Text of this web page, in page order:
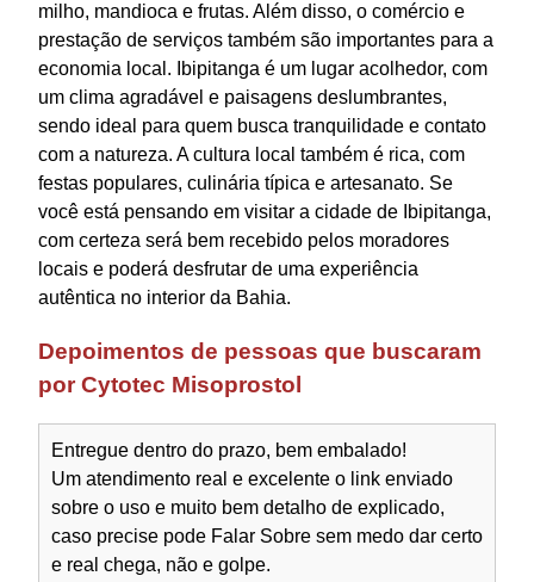
milho, mandioca e frutas. Além disso, o comércio e
prestação de serviços também são importantes para a
economia local. Ibipitanga é um lugar acolhedor, com
um clima agradável e paisagens deslumbrantes,
sendo ideal para quem busca tranquilidade e contato
com a natureza. A cultura local também é rica, com
festas populares, culinária típica e artesanato. Se
você está pensando em visitar a cidade de Ibipitanga,
com certeza será bem recebido pelos moradores
locais e poderá desfrutar de uma experiência
autêntica no interior da Bahia.
Depoimentos de pessoas que buscaram
por Cytotec Misoprostol
Entregue dentro do prazo, bem embalado!
Um atendimento real e excelente o link enviado
sobre o uso e muito bem detalho de explicado,
caso precise pode Falar Sobre sem medo dar certo
e real chega, não e golpe.